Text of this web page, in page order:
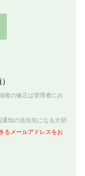
後の修正は管理者にお
知の送信先になる大切
るメールアドレスをお